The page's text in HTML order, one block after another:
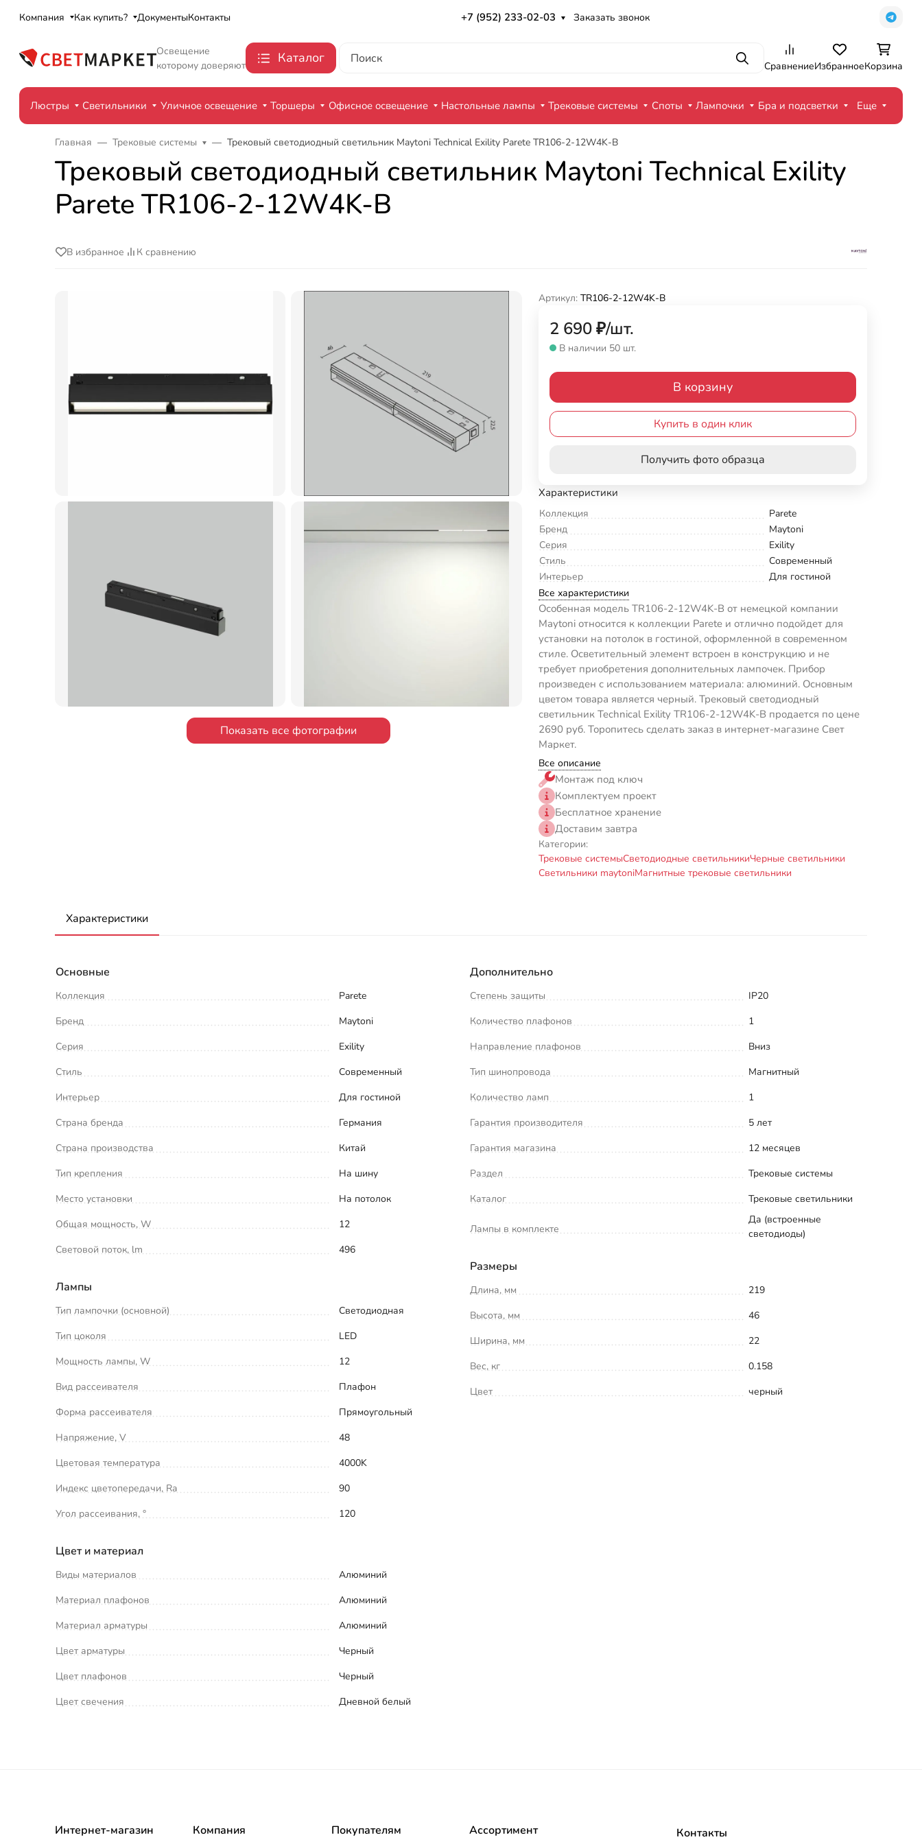
Компания Как купить? ДокументыКонтакты +7 (952) 233-02-03 Заказать звонок
Освещение
которому доверяют
Каталог ПоискСравнениеИзбранноеКорзина
Люстры Светильники Уличное освещение Торшеры Офисное освещение Настольные лампы Трековые системы Споты Лампочки Бра и подсветки Еще
Главная Трековые системы Трековый светодиодный светильник Maytoni Technical Exility Parete TR106-2-12W4K-B
Трековый светодиодный светильник Maytoni Technical Exility
Parete TR106-2-12W4K-B
В избранное К сравнению
Показать все фотографии
Артикул: TR106-2-12W4K-B
2 690₽/шт.
В наличии 50 шт.
В корзину
Купить в один клик
Получить фото образца
Характеристики
Коллекция
Parete
Бренд
Maytoni
Серия
Exility
Стиль
Современный
Интерьер
Для гостиной
Все характеристики
Особенная модель TR106-2-12W4K-B от немецкой компании
Maytoni относится к коллекции Parete и отлично подойдет для
установки на потолок в гостиной, оформленной в современном
стиле. Осветительный элемент встроен в конструкцию и не
требует приобретения дополнительных лампочек. Прибор
произведен с использованием материала: алюминий. Основным
цветом товара является черный. Трековый светодиодный
светильник Technical Exility TR106-2-12W4K-B продается по цене
2690 руб. Торопитесь сделать заказ в интернет-магазине Свет
Маркет.
Все описание
Монтаж под ключ
Комплектуем проект
Бесплатное хранение
Доставим завтра
Категории:
Трековые системыСветодиодные светильникиЧерные светильники
Светильники maytoniМагнитные трековые светильники
Характеристики
Основные
Коллекция
Parete
Бренд
Maytoni
Серия
Exility
Стиль
Современный
Интерьер
Для гостиной
Страна бренда
Германия
Страна производства
Китай
Тип крепления
На шину
Место установки
На потолок
Общая мощность, W
12
Световой поток, lm
496
Лампы
Тип лампочки (основной)
Светодиодная
Тип цоколя
LED
Мощность лампы, W
12
Вид рассеивателя
Плафон
Форма рассеивателя
Прямоугольный
Напряжение, V
48
Цветовая температура
4000K
Индекс цветопередачи, Ra
90
Угол рассеивания, °
120
Цвет и материал
Виды материалов
Алюминий
Материал плафонов
Алюминий
Материал арматуры
Алюминий
Цвет арматуры
Черный
Цвет плафонов
Черный
Цвет свечения
Дневной белый
Дополнительно
Степень защиты
IP20
Количество плафонов
1
Направление плафонов
Вниз
Тип шинопровода
Магнитный
Количество ламп
1
Гарантия производителя
5 лет
Гарантия магазина
12 месяцев
Раздел
Трековые системы
Каталог
Трековые светильники
Лампы в комплекте
Да (встроенные
светодиоды)
Размеры
Длина, мм
219
Высота, мм
46
Ширина, мм
22
Вес, кг
0.158
Цвет
черный
Интернет-магазин Компания Покупателям Ассортимент Контакты